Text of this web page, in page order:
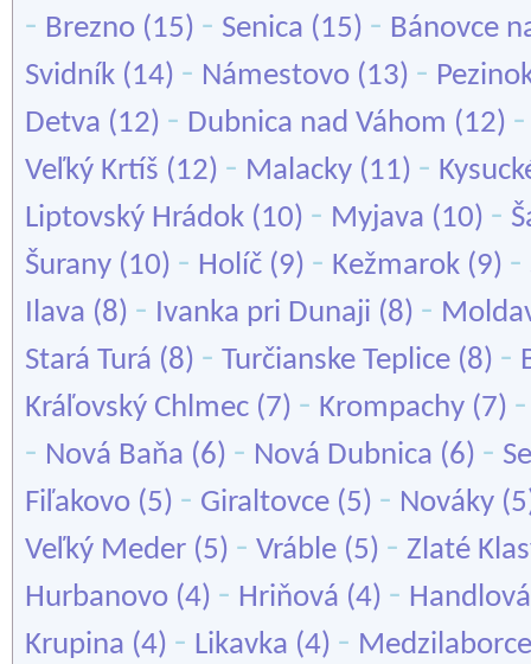
- Brezno (15) - Senica (15) - Bánovce
Svidník (14) - Námestovo (13) -
Detva (12) - Dubnica nad Váhom (12)
Veľký Krtíš (12) - Malacky (11) -
Liptovský Hrádok (10) - Myjava (10) -
Šurany (10) - Holíč (9) - Kežmarok (9) -
Ilava (8) - Ivanka pri Dunaji (8) -
Stará Turá (8) - Turčianske Teplice (8) -
Kráľovský Chlmec (7) - Krompachy (7)
- Nová Baňa (6) - Nová Dubnica (6) -
Fiľakovo (5) - Giraltovce (5) - Nováky
Veľký Meder (5) - Vráble (5) - Zlaté
Hurbanovo (4) - Hriňová (4) - Handlová
Krupina (4) - Likavka (4) - Medzilaborce